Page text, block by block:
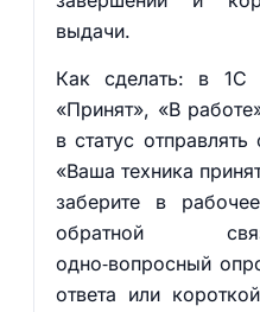
выдачи.
Как сделать: в 1С
«Принят», «В
в статус
«Ваша техника
заберите в
обратной
одно‑вопросный
ответа или